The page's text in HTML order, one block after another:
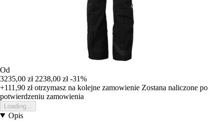
Od
3235,00 zł 2238,00 zł -31%
+111,90 złotrzymasz na kolejne zamowienie Zostana naliczone po
potwierdzeniu zamowienia
Loading...
Opis